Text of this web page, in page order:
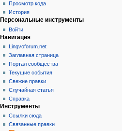
Просмотр кода
История
Персональные инструменты
Войти
Навигация
Lingvoforum.net
Заглавная страница
Портал сообщества
Текущие события
Свежие правки
Случайная статья
Справка
Инструменты
Ссылки сюда
Связанные правки